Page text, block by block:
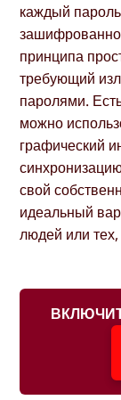
каждый
принципа
требующий
паролями.
можно
графический
свой
идеальный
людей или тех,